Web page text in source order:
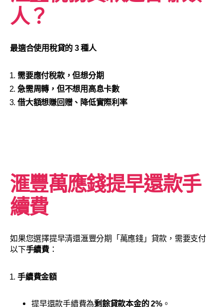
人？
最適合使用稅貸的 3 種人
需要應付稅款，但想分期
急需周轉，但不想用高息卡數
借大額想賺回贈、降低實際利率
滙豐萬應錢提早還款手
續費
如果您選擇提早清還滙豐分期「萬應錢」貸款，需要支付
以下手續費：
手續費金額
提早還款手續費為剩餘貸款本金的 2%。